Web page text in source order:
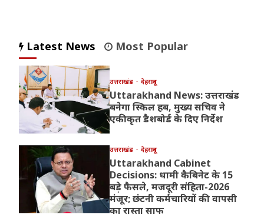
Latest News Most Popular
उत्तराखंड देहरादून
Uttarakhand News: उत्तराखंड
बनेगा स्किल हब, मुख्य सचिव ने
एकीकृत डैशबोर्ड के दिए निर्देश
उत्तराखंड देहरादून
Uttarakhand Cabinet
Decisions: धामी कैबिनेट के 15
बड़े फैसले, मजदूरी संहिता-2026
मंजूर; छंटनी कर्मचारियों की वापसी
का रास्ता साफ